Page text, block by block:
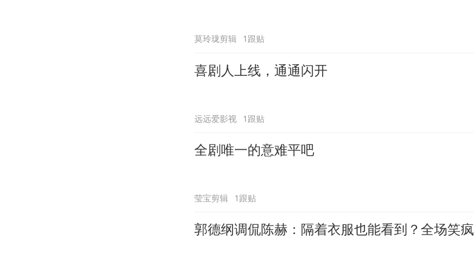
莫玲珑剪辑 1跟贴
喜剧人上线，通通闪开
远远爱影视 1跟贴
全剧唯一的意难平吧
莹宝剪辑 1跟贴
郭德纲调侃陈赫：隔着衣服也能看到？全场笑疯